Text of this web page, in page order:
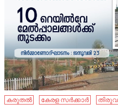
കരുതൽ കേരള സർക്കാർ